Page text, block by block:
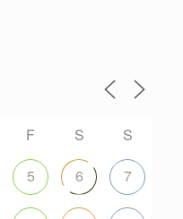
F S
S
5 6 7